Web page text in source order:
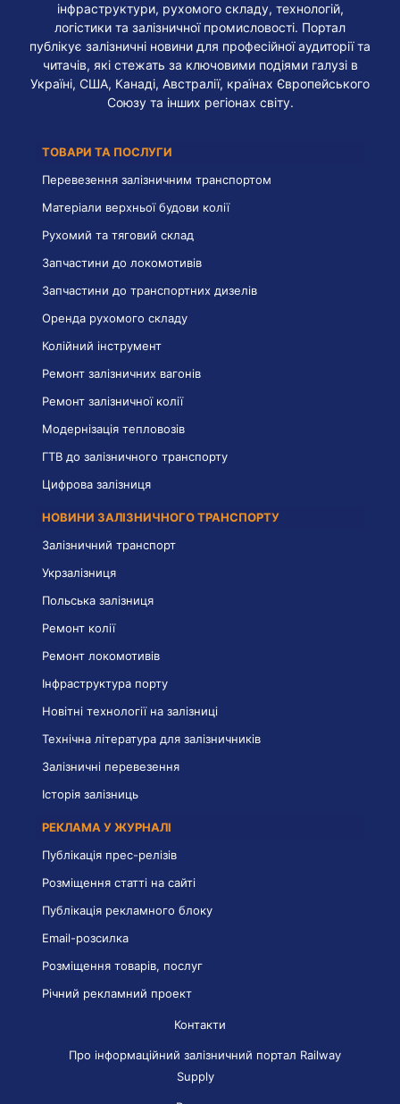
інфраструктури, рухомого складу, технологій,
логістики та залізничної промисловості. Портал
публікує залізничні новини для професійної аудиторії та
читачів, які стежать за ключовими подіями галузі в
Україні, США, Канаді, Австралії, країнах Європейського
Союзу та інших регіонах світу.
ТОВАРИ ТА ПОСЛУГИ
Перевезення залізничним транспортом
Матеріали верхньої будови колії
Рухомий та тяговий склад
Запчастини до локомотивів
Запчастини до транспортних дизелів
Оренда рухомого складу
Колійний інструмент
Ремонт залізничних вагонів
Ремонт залізничної колії
Модернізація тепловозів
ГТВ до залізничного транспорту
Цифрова залізниця
НОВИНИ ЗАЛІЗНИЧНОГО ТРАНСПОРТУ
Залізничний транспорт
Укрзалізниця
Польська залізниця
Ремонт колії
Ремонт локомотивів
Інфраструктура порту
Новітні технології на залізниці
Технічна література для залізничників
Залізничні перевезення
Історія залізниць
РЕКЛАМА У ЖУРНАЛІ
Публікація прес-релізів
Розміщення статті на сайті
Публікація рекламного блоку
Email-розсилка
Розміщення товарів, послуг
Річний рекламний проект
Контакти
Про інформаційний залізничний портал Railway
Supply